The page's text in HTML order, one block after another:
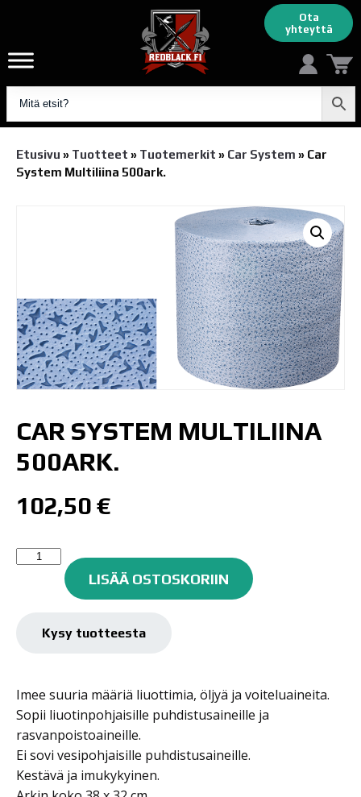
Ota
yhteyttä
Etusivu » Tuotteet » Tuotemerkit » Car System » Car
System Multiliina 500ark.
CAR SYSTEM MULTILIINA
500ARK.
102,50 €
Car
Multiliina
määrä
LISÄÄ OSTOSKORIIN
Kysy tuotteesta
Imee suuria määriä liuottimia, öljyä ja voiteluaineita.
Sopii liuotinpohjaisille puhdistusaineille ja
rasvanpoistoaineille.
Ei sovi vesipohjaisille puhdistusaineille.
Kestävä ja imukykyinen.